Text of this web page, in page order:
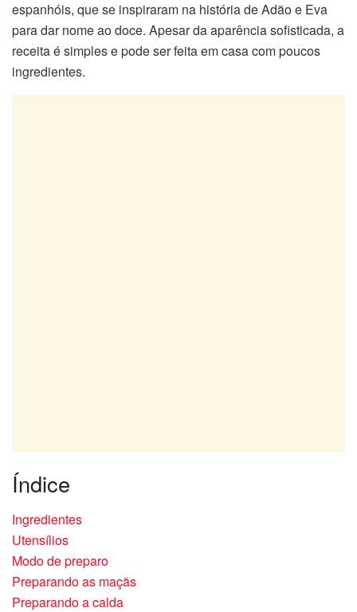
espanhóis, que se inspiraram na história de Adão e Eva
para dar nome ao doce. Apesar da aparência sofisticada, a
receita é simples e pode ser feita em casa com poucos
ingredientes.
Índice
Ingredientes
Utensílios
Modo de preparo
Preparando as maçãs
Preparando a calda